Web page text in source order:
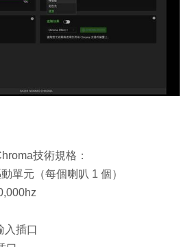
技術規格：
單元（每個喇叭 1 個）
入插口